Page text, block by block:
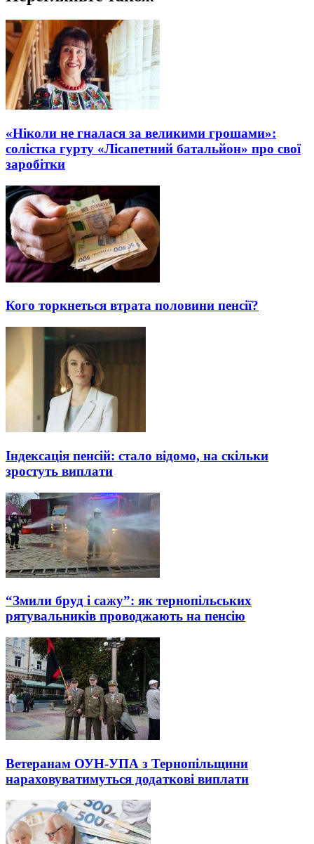
«Ніколи не гналася за великими грошами»:
солістка гурту «Лісапетний батальйон» про свої
заробітки
Кого торкнеться втрата половини пенсії?
Індексація пенсій: стало відомо, на скільки
зростуть виплати
“Змили бруд і сажу”: як тернопільських
рятувальників проводжають на пенсію
Ветеранам ОУН-УПА з Тернопільщини
нараховуватимуться додаткові виплати